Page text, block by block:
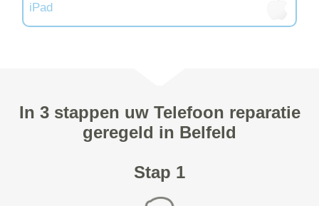
iPad
In 3 stappen uw Telefoon reparatie
geregeld in Belfeld
Stap 1